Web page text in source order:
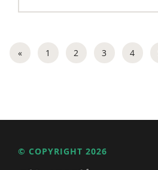
« 1 2 3 4
© COPYRIGHT 2026